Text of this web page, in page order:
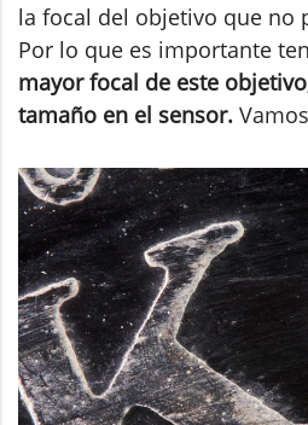
la focal del objetivo que no
Por lo que es importante
mayor focal de este
tamaño en el sensor.